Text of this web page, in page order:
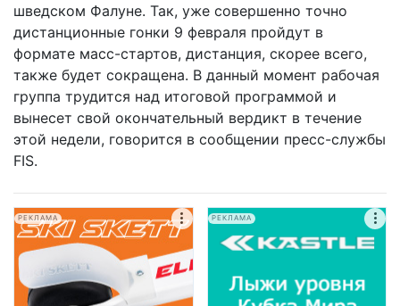
шведском Фалуне. Так, уже совершенно точно
дистанционные гонки 9 февраля пройдут в
формате масс-стартов, дистанция, скорее всего,
также будет сокращена. В данный момент рабочая
группа трудится над итоговой программой и
вынесет свой окончательный вердикт в течение
этой недели, говорится в сообщении пресс-службы
FIS.
РЕКЛАМА РЕКЛАМА